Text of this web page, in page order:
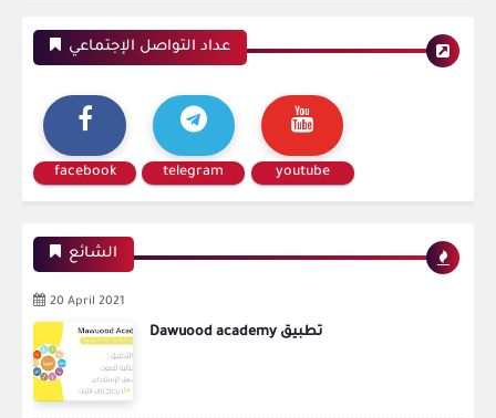
عداد التواصل الإجتماعي
facebook telegram youtube
الشائع
20 April 2021
Dawuood academy تطبيق